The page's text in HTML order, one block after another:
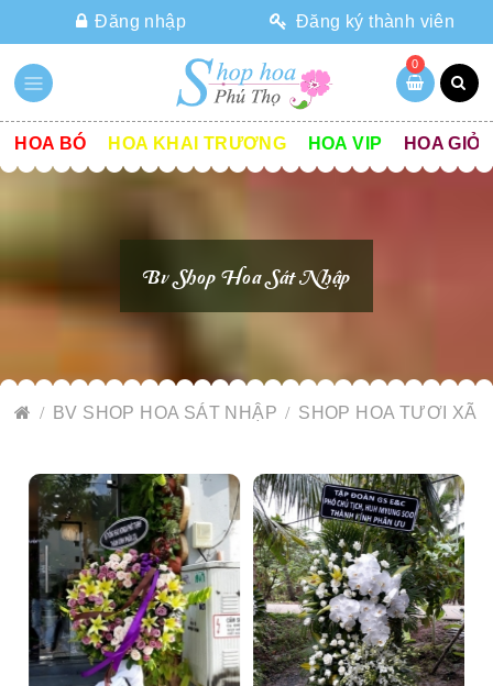
Đăng nhập Đăng ký thành viên
0
HOA BÓ HOA KHAI TRƯƠNG HOA VIP HOA GIỎ
Bv Shop Hoa Sát Nhập
BV SHOP HOA SÁT NHẬP SHOP HOA TƯƠI XÃ